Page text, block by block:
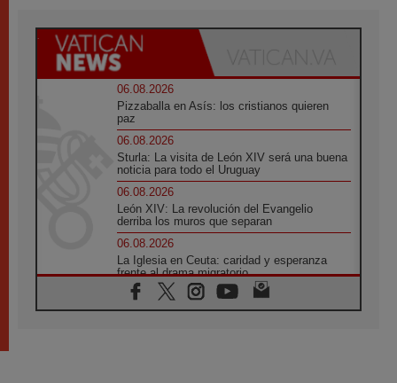
06.08.2026
Pizzaballa en Asís: los cristianos quieren
paz
06.08.2026
Sturla: La visita de León XIV será una buena
noticia para todo el Uruguay
06.08.2026
León XIV: La revolución del Evangelio
derriba los muros que separan
06.08.2026
La Iglesia en Ceuta: caridad y esperanza
frente al drama migratorio
06.08.2026
La visita del Papa a Perú será un tiempo de